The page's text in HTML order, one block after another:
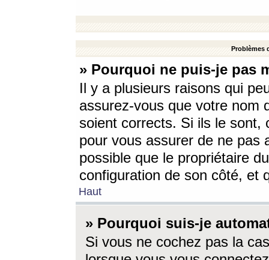
Problèmes
» Pourquoi ne puis-je pas
Il y a plusieurs raisons qui
assurez-vous que votre nom
soient corrects. Si ils le sont,
pour vous assurer de ne pas
possible que le propriétaire
configuration de son côté, et
Haut
» Pourquoi suis-je
Si vous ne cochez pas la